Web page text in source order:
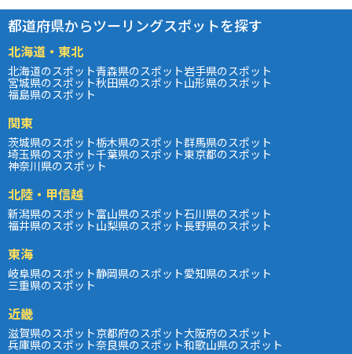
都道府県からツーリングスポットを探す
北海道・東北
北海道のスポット青森県のスポット岩手県のスポット
宮城県のスポット秋田県のスポット山形県のスポット
福島県のスポット
関東
茨城県のスポット栃木県のスポット群馬県のスポット
埼玉県のスポット千葉県のスポット東京都のスポット
神奈川県のスポット
北陸・甲信越
新潟県のスポット富山県のスポット石川県のスポット
福井県のスポット山梨県のスポット長野県のスポット
東海
岐阜県のスポット静岡県のスポット愛知県のスポット
三重県のスポット
近畿
滋賀県のスポット京都府のスポット大阪府のスポット
兵庫県のスポット奈良県のスポット和歌山県のスポット